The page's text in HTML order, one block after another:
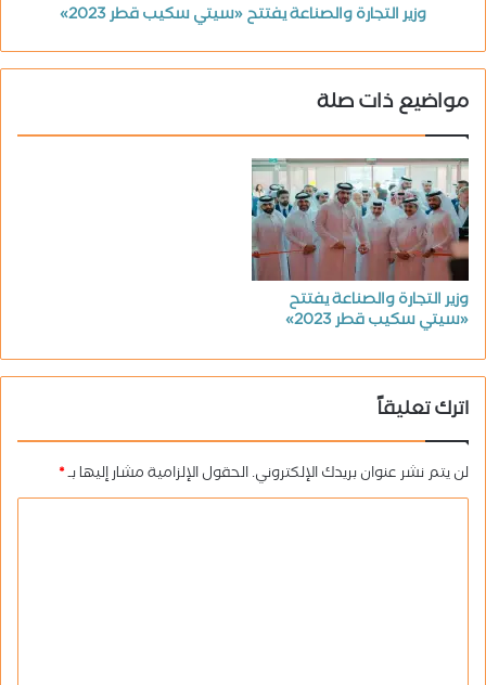
وزير التجارة والصناعة يفتتح «سيتي سكيب قطر 2023»
مواضيع ذات صلة
وزير التجارة والصناعة يفتتح
«سيتي سكيب قطر 2023»
اترك تعليقاً
لن يتم نشر عنوان بريدك الإلكتروني.الحقول الإلزامية مشار إليها بـ*